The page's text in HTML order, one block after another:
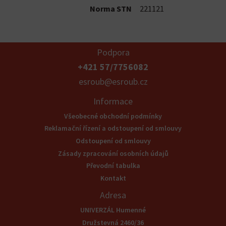
Norma STN
221121
Podpora
+421 57/7756082
esroub@esroub.cz
Informace
Všeobecné obchodní podmínky
Reklamační řízení a odstoupení od smlouvy
Odstoupení od smlouvy
Zásady zpracování osobních údajů
Převodní tabulka
Kontakt
Adresa
UNIVERZÁL Humenné
Družstevná 2460/36